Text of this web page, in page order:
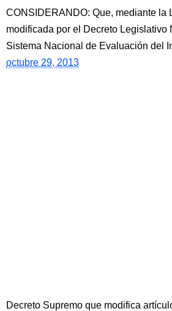
CONSIDERANDO: Que, mediante la
modificada por el Decreto Legislativo
Sistema Nacional de Evaluación del
octubre 29, 2013
Decreto Supremo que modifica